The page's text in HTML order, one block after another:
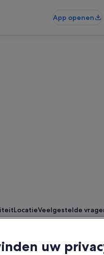
App openen
LocatieVeelgestelde
uw